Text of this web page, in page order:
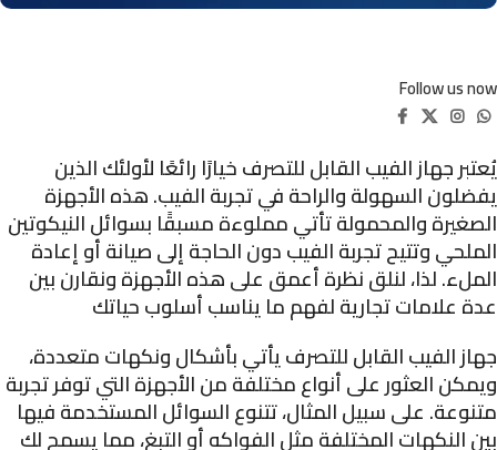
Follow us now
يُعتبر جهاز الفيب القابل للتصرف خيارًا رائعًا لأولئك الذين
يفضلون السهولة والراحة في تجربة الفيب. هذه الأجهزة
الصغيرة والمحمولة تأتي مملوءة مسبقًا بسوائل النيكوتين
الملحي وتتيح تجربة الفيب دون الحاجة إلى صيانة أو إعادة
الملء. لذا، لنلق نظرة أعمق على هذه الأجهزة ونقارن بين
عدة علامات تجارية لفهم ما يناسب أسلوب حياتك
جهاز الفيب القابل للتصرف يأتي بأشكال ونكهات متعددة،
ويمكن العثور على أنواع مختلفة من الأجهزة التي توفر تجربة
متنوعة. على سبيل المثال، تتنوع السوائل المستخدمة فيها
بين النكهات المختلفة مثل الفواكه أو التبغ، مما يسمح لك